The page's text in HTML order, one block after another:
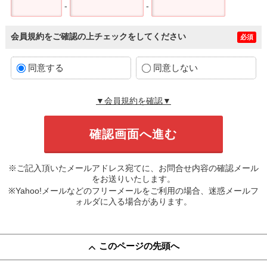
- -
会員規約をご確認の上チェックをしてください 必須
同意する 同意しない
▼会員規約を確認▼
※ご記入頂いたメールアドレス宛てに、お問合せ内容の確認メール
をお送りいたします。
※Yahoo!メールなどのフリーメールをご利用の場合、迷惑メールフ
ォルダに入る場合があります。
このページの先頭へ